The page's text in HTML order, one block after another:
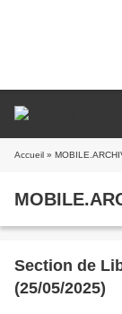
Accueil »
Section de
(25/05/2025)